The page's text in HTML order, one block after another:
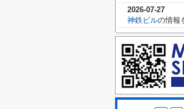
2026-07-27
神鉄ビルの情報